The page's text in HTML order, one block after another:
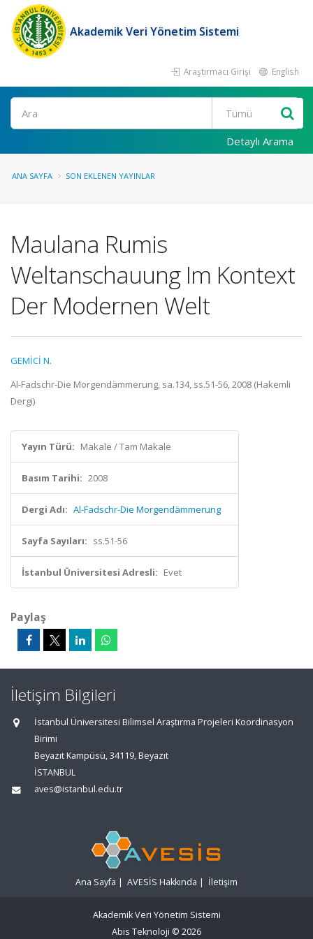
Akademik Veri Yönetim Sistemi
Araştırmacı Girişi English
Ara
Detaylı Arama
ANA SAYFA SON EKLENEN YAYINLAR
Maulana Rumis
Weltanschauung Im Kontext
Der Modernen Welt
GEMİCİ N.
Al-Fadschr-Die Morgendämmerung, sa.134, ss.51-56, 2008 (Hakemli
Dergi)
Yayın Türü: Makale / Tam Makale
Basım Tarihi: 2008
Dergi Adı: Al-Fadschr-Die Morgendämmerung
Sayfa Sayıları: ss.51-56
İstanbul Üniversitesi Adresli: Evet
Paylaş
İletişim Bilgileri
İstanbul Üniversitesi Bilimsel Araştırma Projeleri Koordinasyon
Birimi
Beyazıt Kampüsü, 34119, Beyazıt
İSTANBUL
aves@istanbul.edu.tr
Ana Sayfa | AVESİS Hakkında | İletişim
Akademik Veri Yönetim Sistemi
Abis Teknoloji © 2026